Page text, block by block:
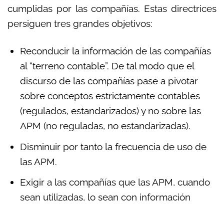
cumplidas por las compañías. Estas directrices
persiguen tres grandes objetivos:
Reconducir la información de las compañías
al “terreno contable”. De tal modo que el
discurso de las compañías pase a pivotar
sobre conceptos estrictamente contables
(regulados, estandarizados) y no sobre las
APM (no reguladas, no estandarizadas).
Disminuir por tanto la frecuencia de uso de
las APM.
Exigir a las compañías que las APM, cuando
sean utilizadas, lo sean con información